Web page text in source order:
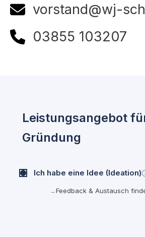
vorstand@wj-
03855 103207
Leistungsangebot
Gründung
Ich habe eine Idee (Ideation)
Feedback & Austausch